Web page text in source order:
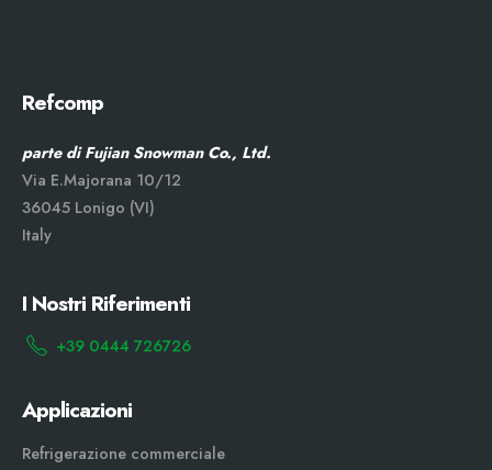
Refcomp
parte di Fujian Snowman Co., Ltd.
Via E.Majorana 10/12
36045 Lonigo (VI)
Italy
I Nostri Riferimenti
+39 0444 726726
Applicazioni
Refrigerazione commerciale